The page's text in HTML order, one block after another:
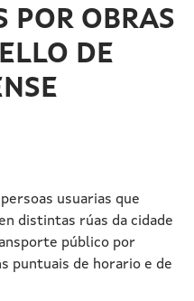
POR OBRAS
DE
usuarias que
distintas rúas da cidade
público por
puntuais de horario e de